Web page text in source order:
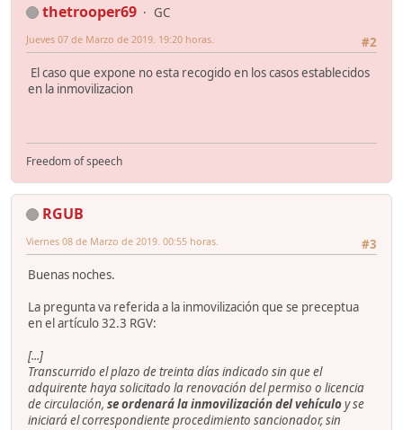
thetrooper69
GC
#2
Jueves 07 de Marzo de 2019. 19:20 horas.
El caso que expone no esta recogido en los casos establecidos
en la inmovilizacion
Freedom of speech
RGUB
#3
Viernes 08 de Marzo de 2019. 00:55 horas.
Buenas noches.
La pregunta va referida a la inmovilización que se preceptua
en el artículo 32.3 RGV:
[...]
Transcurrido el plazo de treinta días indicado sin que el
adquirente haya solicitado la renovación del permiso o licencia
de circulación, se ordenará la inmovilización del vehículoy se
iniciará el correspondiente procedimiento sancionador, sin